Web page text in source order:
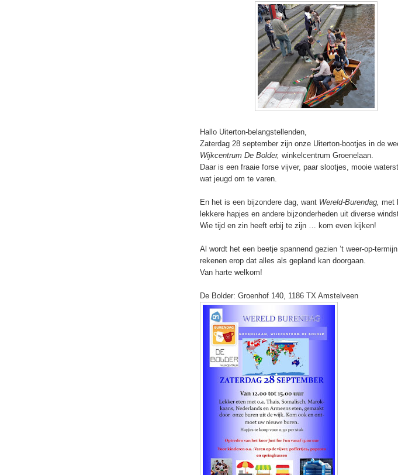
Hallo Uiterton-belangstellenden,
Zaterdag 28 september zijn onze Uiterton-bootjes in de
Wijkcentrum De Bolder, winkelcentrum Groenelaan.
Daar is een fraaie forse vijver, paar slootjes, mooie
wat jeugd om te varen.
En het is een bijzondere dag, want Wereld-Burendag, met
lekkere hapjes en andere bijzonderheden uit diverse
Wie tijd en zin heeft erbij te zijn … kom even kijken!
Al wordt het een beetje spannend gezien ’t weer-op-
rekenen erop dat alles als gepland kan doorgaan.
Van harte welkom!
De Bolder: Groenhof 140, 1186 TX Amstelveen